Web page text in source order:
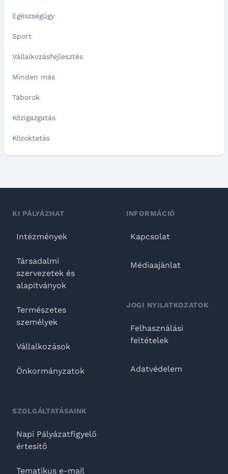
Egészségügy
Sport
Vállalkozásfejlesztés
Minden más
Táborok
Közigazgatás
Közoktatás
KI PÁLYÁZHAT
Intézmények
Társadalmi
szervezetek és
alapítványok
Természetes
személyek
Vállalkozások
Önkormányzatok
SZOLGÁLTATÁSAINK
Napi Pályázatfigyelő
értesítő
Tematikus e-mail
INFORMÁCIÓ
Kapcsolat
Médiaajánlat
JOGI NYILATKOZATOK
Felhasználási
feltételek
Adatvédelem